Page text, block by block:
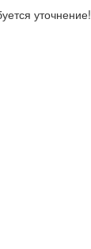
уточнение!